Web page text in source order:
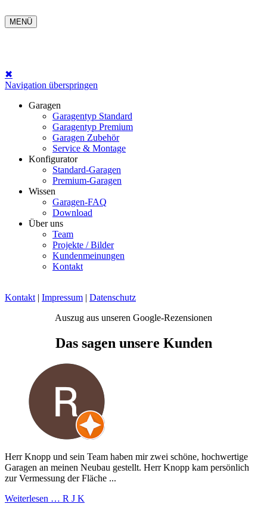
MENÜ
✖
Navigation überspringen
Garagen
Garagentyp Standard
Garagentyp Premium
Garagen Zubehör
Service & Montage
Konfigurator
Standard-Garagen
Premium-Garagen
Wissen
Garagen-FAQ
Download
Über uns
Team
Projekte / Bilder
Kundenmeinungen
Kontakt
Kontakt | Impressum | Datenschutz
Auszug aus unseren Google-Rezensionen
Das sagen unsere Kunden
Herr Knopp und sein Team haben mir zwei schöne, hochwertige
Garagen an meinen Neubau gestellt. Herr Knopp kam persönlich
zur Vermessung der Fläche ...
Weiterlesen … R J K